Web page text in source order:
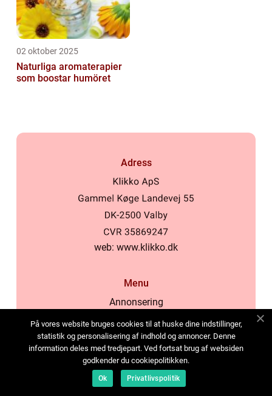
02 oktober 2025
Naturliga aromaterapier
som boostar humöret
Adress
web: www.klikko.dk
Menu
Annonsering
Om oss
Cookies
Kontakta oss
Sitemap
På vores website bruges cookies til at huske dine indstillinger,
statistik og personalisering af indhold og annoncer. Denne
information deles med tredjepart. Ved fortsat brug af websiden
godkender du cookiepolitikken.
Ok Privatlivspolitik